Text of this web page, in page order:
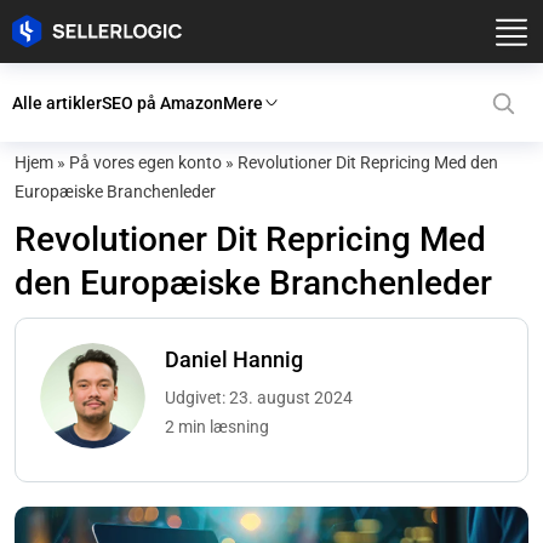
Alle artiklerSEO på AmazonMere
Hjem » På vores egen konto » Revolutioner Dit Repricing Med den
Europæiske Branchenleder
Revolutioner Dit Repricing Med
den Europæiske Branchenleder
Daniel Hannig
Udgivet: 23. august 2024
2 min læsning